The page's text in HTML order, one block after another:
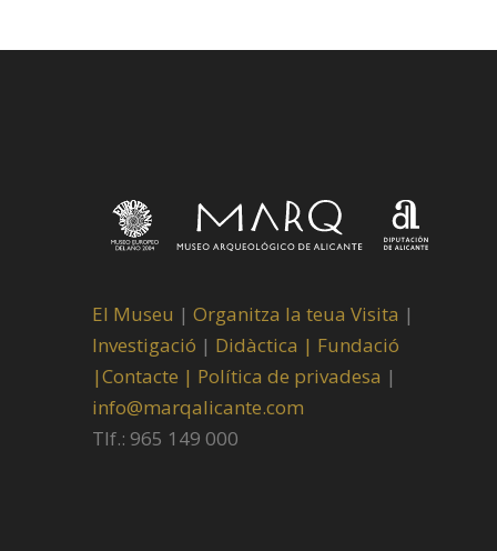
El Museu | Organitza la teua Visita |
Investigació | Didàctica | Fundació
|Contacte | Política de privadesa |
info@marqalicante.com
Tlf.: 965 149 000